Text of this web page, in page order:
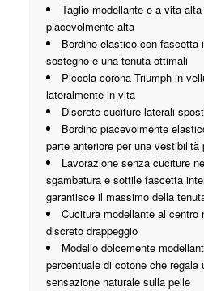
Taglio modellante e a vita
piacevolmente alta
Bordino elastico con fascetta
sostegno e una tenuta ottimali
Piccola corona Triumph in
lateralmente in vita
Discrete cuciture laterali
Bordino piacevolmente
parte anteriore per una vestibilità
Lavorazione senza cuciture
sgambatura e sottile fascetta
garantisce il massimo della
Cucitura modellante al centro
discreto drappeggio
Modello dolcemente
percentuale di cotone che regala
sensazione naturale sulla pelle